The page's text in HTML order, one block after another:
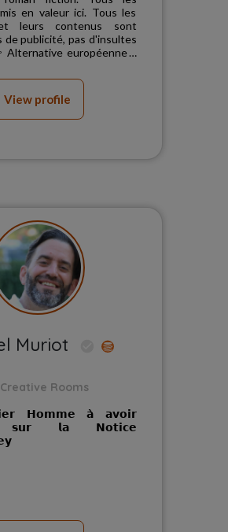
en valeur ici. Tous les
leurs contenus sont
de publicité, pas d'insultes
View profile
Muriot
Creative Rooms
𝗛𝗼𝗺𝗺𝗲 𝗮̀ 𝗮𝘃𝗼𝗶𝗿
𝘀𝘂𝗿 𝗹𝗮 𝗡𝗼𝘁𝗶𝗰𝗲